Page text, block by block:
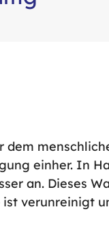
dem
einher. In
an. Dieses
verunreinigt